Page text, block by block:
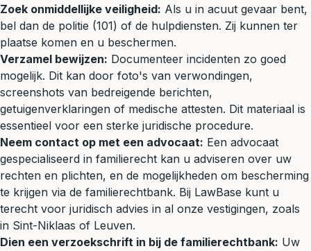
Zoek onmiddellijke veiligheid: Als u in acuut gevaar bent,
bel dan de politie (101) of de hulpdiensten. Zij kunnen ter
plaatse komen en u beschermen.
Verzamel bewijzen: Documenteer incidenten zo goed
mogelijk. Dit kan door foto's van verwondingen,
screenshots van bedreigende berichten,
getuigenverklaringen of medische attesten. Dit materiaal is
essentieel voor een sterke juridische procedure.
Neem contact op met een advocaat: Een advocaat
gespecialiseerd in familierecht kan u adviseren over uw
rechten en plichten, en de mogelijkheden om bescherming
te krijgen via de familierechtbank. Bij LawBase kunt u
terecht voor juridisch advies in al onze vestigingen, zoals
in Sint-Niklaas of Leuven.
Dien een verzoekschrift in bij de familierechtbank: Uw